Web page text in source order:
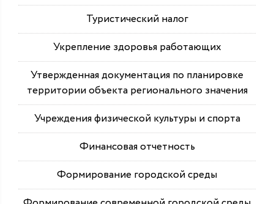
Туристический налог
Укрепление здоровья работающих
Утвержденная документация по планировке
территории объекта регионального значения
Учреждения физической культуры и спорта
Финансовая отчетность
Формирование городской среды